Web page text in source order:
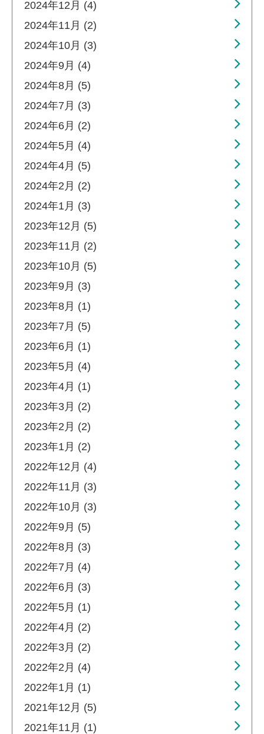
2024年12月 (4)
2024年11月 (2)
2024年10月 (3)
2024年9月 (4)
2024年8月 (5)
2024年7月 (3)
2024年6月 (2)
2024年5月 (4)
2024年4月 (5)
2024年2月 (2)
2024年1月 (3)
2023年12月 (5)
2023年11月 (2)
2023年10月 (5)
2023年9月 (3)
2023年8月 (1)
2023年7月 (5)
2023年6月 (1)
2023年5月 (4)
2023年4月 (1)
2023年3月 (2)
2023年2月 (2)
2023年1月 (2)
2022年12月 (4)
2022年11月 (3)
2022年10月 (3)
2022年9月 (5)
2022年8月 (3)
2022年7月 (4)
2022年6月 (3)
2022年5月 (1)
2022年4月 (2)
2022年3月 (2)
2022年2月 (4)
2022年1月 (1)
2021年12月 (5)
2021年11月 (1)